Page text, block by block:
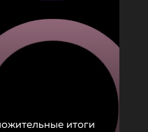
итоги